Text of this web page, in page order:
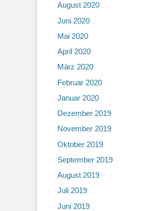
August 2020
Juni 2020
Mai 2020
April 2020
März 2020
Februar 2020
Januar 2020
Dezember 2019
November 2019
Oktober 2019
September 2019
August 2019
Juli 2019
Juni 2019